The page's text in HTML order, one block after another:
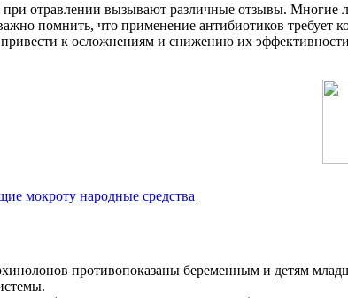
отравлении вызывают различные отзывы.
помнить, что применение антибиотиков требует
к осложнениям и снижению их
мокроту народные средства
противопоказаны беременным и детям